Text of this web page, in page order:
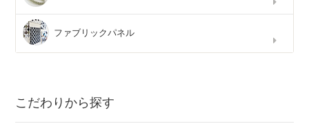
ファブリックパネル
こだわりから探す